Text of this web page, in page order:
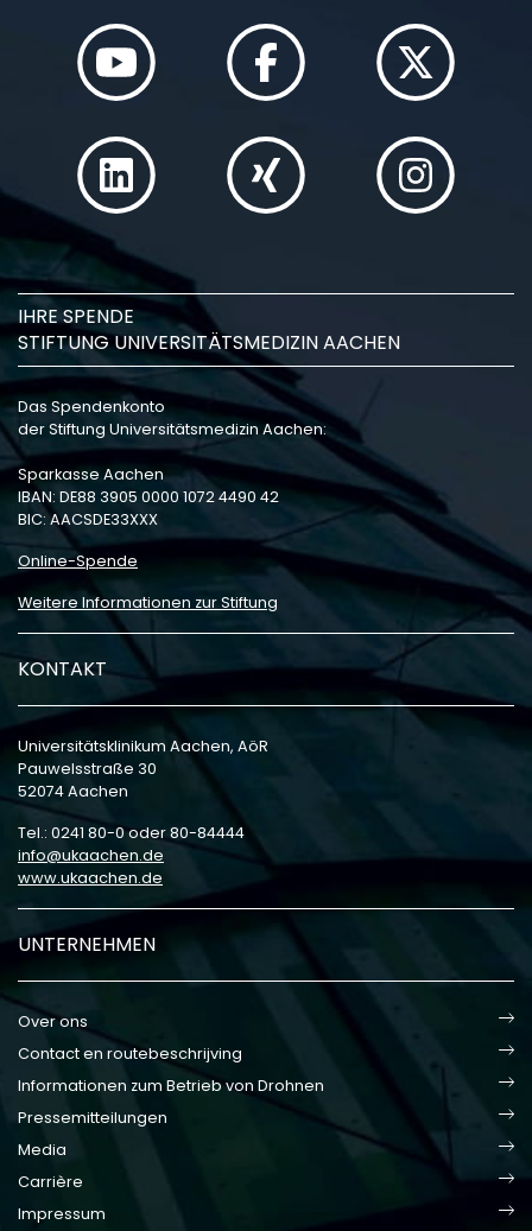
IHRE SPENDE
STIFTUNG UNIVERSITÄTSMEDIZIN AACHEN
Das Spendenkonto
der Stiftung Universitätsmedizin Aachen:
Sparkasse Aachen
IBAN: DE88 3905 0000 1072 4490 42
BIC: AACSDE33XXX
Online-Spende
Weitere Informationen zur Stiftung
KONTAKT
Universitätsklinikum Aachen, AöR
Pauwelsstraße 30
52074 Aachen
Tel.: 0241 80-0 oder 80-84444
info
ukaachen de
www.ukaachen.de
UNTERNEHMEN
Over ons
Contact en routebeschrijving
Informationen zum Betrieb von Drohnen
Pressemitteilungen
Media
Carrière
Impressum